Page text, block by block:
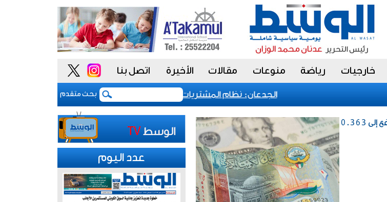
خارجيات رياضة منوعات مقالات الأخيرة اتصل بنا
بحث متقدم
الجدعان: نظام المشتريات يمنح الحكومة السعودية أدوات أكثر مرونة
عدد اليوم